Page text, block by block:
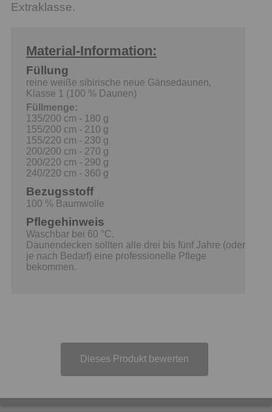
Extraklasse.
Material-Information:
Füllung
reine weiße sibirische neue Gänsedaunen,
Klasse 1 (100 % Daunen)
Füllmenge:
135/200 cm - 180 g
155/200 cm - 210 g
155/220 cm - 230 g
200/200 cm - 270 g
200/220 cm - 290 g
240/220 cm - 360 g
Bezugsstoff
100 % Baumwolle
Pflegehinweis
Waschbar bei 60 °C.
Daunendecken sollten alle drei bis fünf Jahre (oder
je nach Bedarf) eine professionelle Pflege
bekommen.
Dieses Produkt bewerten